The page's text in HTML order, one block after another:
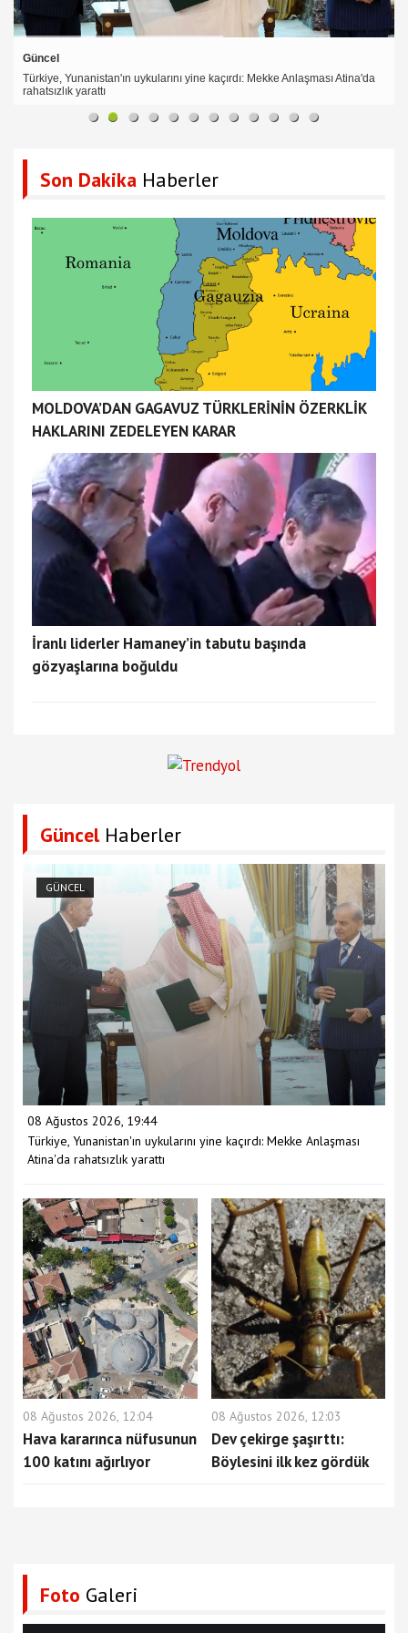
Güncel
Türkiye, Yunanistan'ın uykularını yine kaçırdı: Mekke Anlaşması Atina'da
rahatsızlık yarattı
Son Dakika Haberler
MOLDOVA’DAN GAGAVUZ TÜRKLERİNİN ÖZERKLİK
HAKLARINI ZEDELEYEN KARAR
İranlı liderler Hamaney’in tabutu başında
gözyaşlarına boğuldu
GüncelHaberler
GÜNCEL
08 Ağustos 2026, 19:44
Türkiye, Yunanistan'ın uykularını yine kaçırdı: Mekke Anlaşması
Atina'da rahatsızlık yarattı
08 Ağustos 2026, 12:04
Hava kararınca nüfusunun
100 katını ağırlıyor
08 Ağustos 2026, 12:03
Dev çekirge şaşırttı:
Böylesini ilk kez gördük
Foto Galeri